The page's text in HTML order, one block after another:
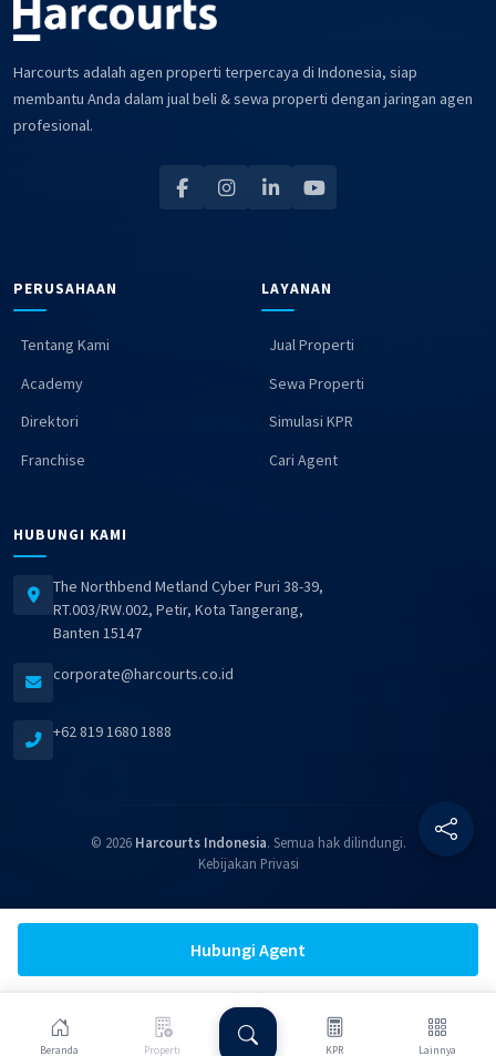
Hubungi Agent
Beranda Properti KPR Lainnya
Harcourts adalah agen properti terpercaya di Indonesia, siap
membantu Anda dalam jual beli & sewa properti dengan jaringan agen
profesional.
PERUSAHAAN
Tentang Kami
Academy
Direktori
Franchise
LAYANAN
Jual Properti
Sewa Properti
Simulasi KPR
Cari Agent
HUBUNGI KAMI
The Northbend Metland Cyber Puri 38-39,
RT.003/RW.002, Petir, Kota Tangerang,
Banten 15147
corporate@harcourts.co.id
+62 819 1680 1888
© 2026 Harcourts Indonesia. Semua hak dilindungi.
Kebijakan Privasi